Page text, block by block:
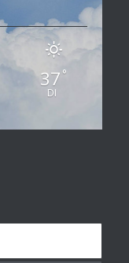
37 °
DI